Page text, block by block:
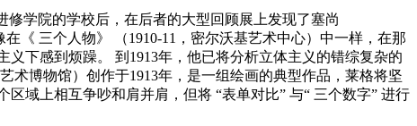
修学院的学校后，在后者的大型回顾展上发现了塞尚
在《 三个人物》
（1910-11，密尔沃基艺术中心）中一样，在那
下感到烦躁。 到1913年，他已将分析立体主义的错综复杂的
艺术博物馆）创作于1913年，是一组绘画的典型作品，莱格将坚
区域上相互争吵和肩并肩，但将 “表单对比” 与“ 三个数字” 进行